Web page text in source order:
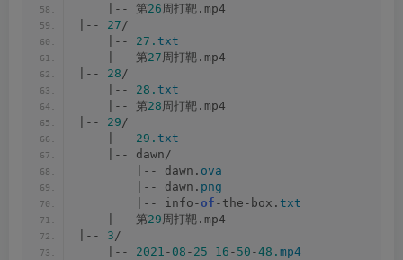
    |-- 第
26周打靶.mp4
|-- 27 /
    |--
27. txt
    |-- 第
27周打靶.mp4
|-- 28 /
    |--
28. txt
    |-- 第
28周打靶.mp4
|-- 29 /
    |--
29. txt
    |-- dawn/
        |-- dawn.
ova
        |-- dawn.
png
        |-- info-
of -the-box. txt
    |-- 第
29周打靶.mp4
|-- 3 /
    |--
2021 - 08 - 25 16 - 50 -48. mp4